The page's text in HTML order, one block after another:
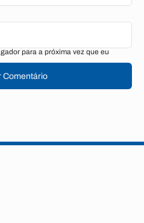
para a próxima vez que eu
Comentário